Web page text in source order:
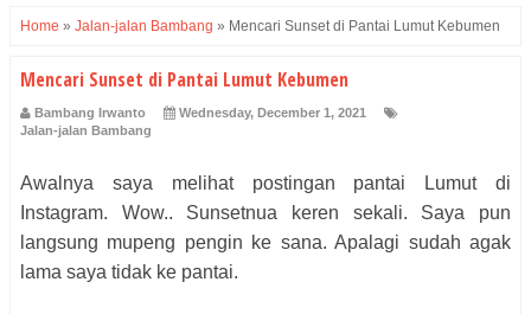
Home » Jalan-jalan Bambang » Mencari Sunset di Pantai Lumut Kebumen
Mencari Sunset di Pantai Lumut Kebumen
Bambang Irwanto
Wednesday, December 1, 2021
Jalan-jalan Bambang
Awalnya saya melihat postingan pantai Lumut di
Instagram. Wow.. Sunsetnua keren sekali. Saya pun
langsung mupeng pengin ke sana. Apalagi sudah agak
lama saya tidak ke pantai.